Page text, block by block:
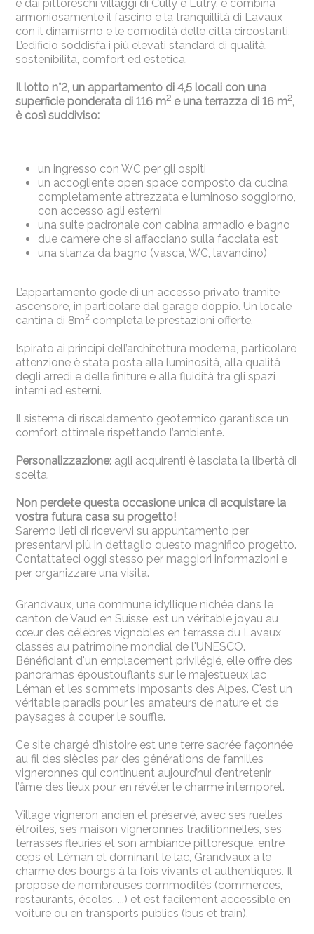
e dai pittoreschi villaggi di Cully e Lutry, e combina
armoniosamente il fascino e la tranquillità di Lavaux
con il dinamismo e le comodità delle città circostanti.
L’edificio soddisfa i più elevati standard di qualità,
sostenibilità, comfort ed estetica.
Il lotto n°2, un appartamento di 4,5 locali con una
superficie ponderata di 116 m2 e una terrazza di 16 m2,
è così suddiviso:
un ingresso con WC per gli ospiti
un accogliente open space composto da cucina
completamente attrezzata e luminoso soggiorno,
con accesso agli esterni
una suite padronale con cabina armadio e bagno
due camere che si affacciano sulla facciata est
una stanza da bagno (vasca, WC, lavandino)
L’appartamento gode di un accesso privato tramite
ascensore, in particolare dal garage doppio. Un locale
cantina di 8m2 completa le prestazioni offerte.
Ispirato ai principi dell’architettura moderna, particolare
attenzione è stata posta alla luminosità, alla qualità
degli arredi e delle finiture e alla fluidità tra gli spazi
interni ed esterni.
Il sistema di riscaldamento geotermico garantisce un
comfort ottimale rispettando l’ambiente.
Personalizzazione: agli acquirenti è lasciata la libertà di
scelta.
Non perdete questa occasione unica di acquistare la
vostra futura casa su progetto!
Saremo lieti di ricevervi su appuntamento per
presentarvi più in dettaglio questo magnifico progetto.
Contattateci oggi stesso per maggiori informazioni e
per organizzare una visita.
Grandvaux, une commune idyllique nichée dans le
canton de Vaud en Suisse, est un véritable joyau au
cœur des célèbres vignobles en terrasse du Lavaux,
classés au patrimoine mondial de l'UNESCO.
Bénéficiant d'un emplacement privilégié, elle offre des
panoramas époustouflants sur le majestueux lac
Léman et les sommets imposants des Alpes. C'est un
véritable paradis pour les amateurs de nature et de
paysages à couper le souffle.
Ce site chargé d’histoire est une terre sacrée façonnée
au fil des siècles par des générations de familles
vigneronnes qui continuent aujourd’hui d’entretenir
l’âme des lieux pour en révéler le charme intemporel.
Village vigneron ancien et préservé, avec ses ruelles
étroites, ses maison vigneronnes traditionnelles, ses
terrasses fleuries et son ambiance pittoresque, entre
ceps et Léman et dominant le lac, Grandvaux a le
charme des bourgs à la fois vivants et authentiques. Il
propose de nombreuses commodités (commerces,
restaurants, écoles, ...) et est facilement accessible en
voiture ou en transports publics (bus et train).